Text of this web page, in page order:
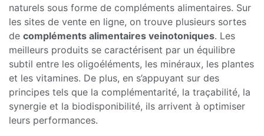
naturels sous forme de compléments alimentaires. Sur
les sites de vente en ligne, on trouve plusieurs sortes
de compléments alimentaires veinotoniques. Les
meilleurs produits se caractérisent par un équilibre
subtil entre les oligoéléments, les minéraux, les plantes
et les vitamines. De plus, en s’appuyant sur des
principes tels que la complémentarité, la traçabilité, la
synergie et la biodisponibilité, ils arrivent à optimiser
leurs performances.